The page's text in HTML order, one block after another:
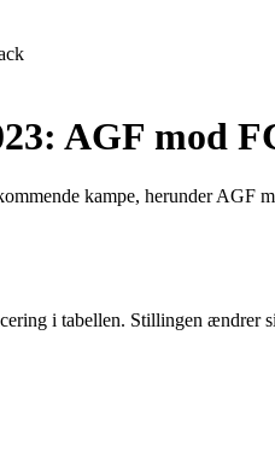
AGF mod
kampe, herunder AGF
i tabellen. Stillingen ændrer